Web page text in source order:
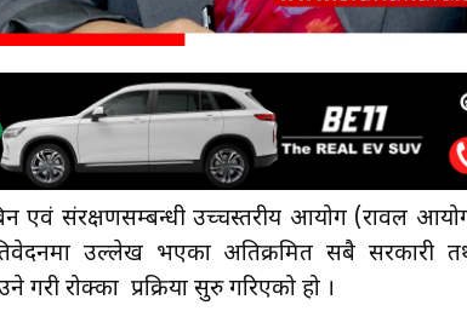
एवं संरक्षणसम्बन्धी उच्चस्तरीय आयोग (रावल
उल्लेख भएका अतिक्रमित सबै सरकारी
रोक्का प्रक्रिया सुरु गरिएको हो ।